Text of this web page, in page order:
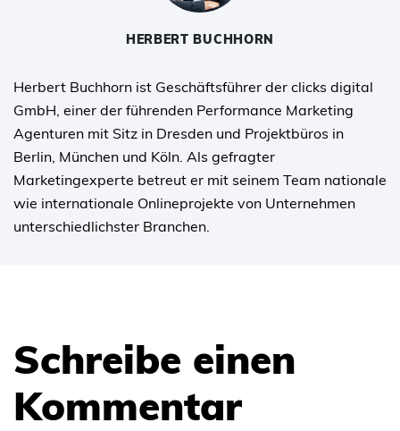
HERBERT BUCHHORN
Herbert Buchhorn ist Geschäftsführer der clicks digital
GmbH, einer der führenden Performance Marketing
Agenturen mit Sitz in Dresden und Projektbüros in
Berlin, München und Köln. Als gefragter
Marketingexperte betreut er mit seinem Team nationale
wie internationale Onlineprojekte von Unternehmen
unterschiedlichster Branchen.
Schreibe einen
Kommentar